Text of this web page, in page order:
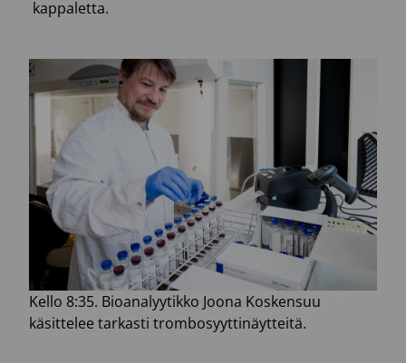
kappaletta.
Kello 8:35. Bioanalyytikko Joona Koskensuu
käsittelee tarkasti trombosyyttinäytteitä.